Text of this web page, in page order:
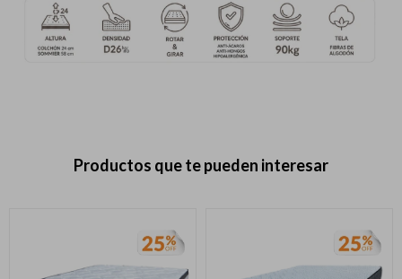
Productos que te pueden interesar